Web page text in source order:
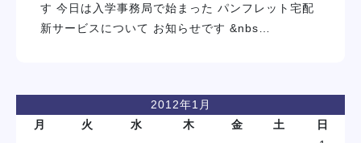
す 今日は入学事務局で始まった パンフレット宅配
新サービスについて お知らせです &nbs…
2012年1月
月
火 水 木 金 土 日
入学案内
訪問者別